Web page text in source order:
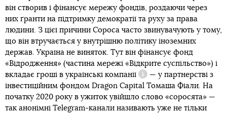
він створив і фінансує мережу фондів, роздаючи через
них ґранти на підтримку демократії та руху за права
людини. З цієї причини Сороса часто звинувачують у тому,
що він втручається у внутрішню політику іноземних
держав. Україна не виняток. Тут він фінансує фонд
«Відродження» (частина мережі «Відкрите суспільство») і
вкладає гроші в українські компанії
Довідка
— у партнерстві з
інвестиційним фондом Dragon Capital Томаша Фіали. На
початку 2020 року в ужиток увійшло слово «соросята» —
так анонімні Telegram-канали називають уже не тільки